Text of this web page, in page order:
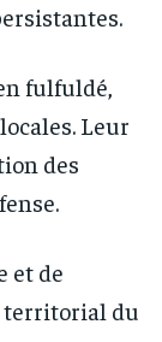
1-MONTH
1-MONTH
fulfuldé,
Leur
des
et de
territorial du